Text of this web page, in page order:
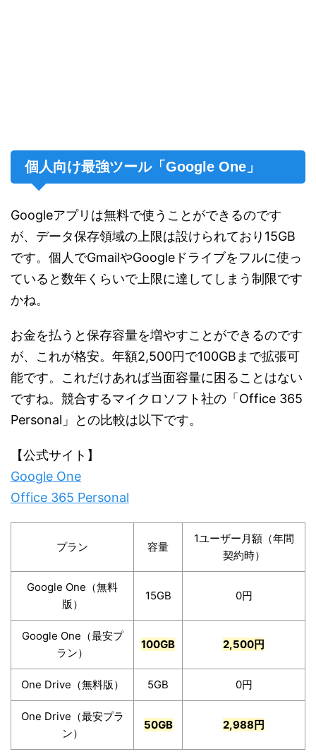
個人向け最強ツール「Google One」
Googleアプリは無料で使うことができるのです
が、データ保存領域の上限は設けられており15GB
です。個人でGmailやGoogleドライブをフルに使っ
ていると数年くらいで上限に達してしまう制限です
かね。
お金を払うと保存容量を増やすことができるのです
が、これが格安。年額2,500円で100GBまで拡張可
能です。これだけあれば当面容量に困ることはない
ですね。競合するマイクロソフト社の「Office 365
Personal」との比較は以下です。
【公式サイト】
Google One
Office 365 Personal
プラン 容量
1ユーザー月額（年間
契約時）
Google One（無料
版）
15GB 0円
Google One（最安プ
ラン）
100GB 2,500円
One Drive（無料版） 5GB 0円
One Drive（最安プラ
ン）
50GB 2,988円